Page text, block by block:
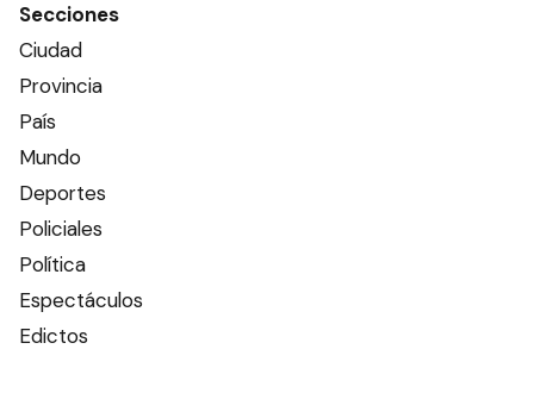
Secciones
Ciudad
Provincia
País
Mundo
Deportes
Policiales
Política
Espectáculos
Edictos